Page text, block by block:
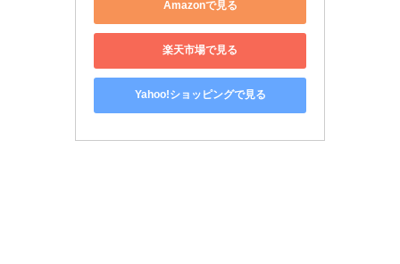
Amazonで見る
楽天市場で見る
Yahoo!ショッピングで見る